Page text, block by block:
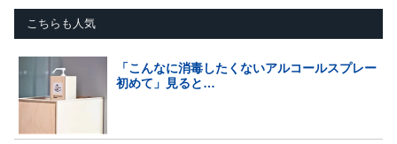
こちらも人気
「こんなに消毒したくないアルコールスプレー
初めて」見ると…